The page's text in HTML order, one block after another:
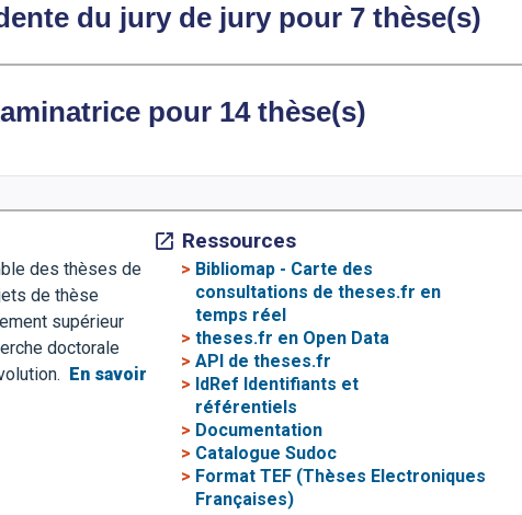
du jury de jury pour 7 thèse(s)
pour 14 thèse(s)
des thèses de
de thèse
supérieur
doctorale
En savoir
Ressources
> Bibliomap - Carte des
consultations de theses.fr en
temps réel
> theses.fr en Open Data
> API de theses.fr
> IdRef Identifiants et
référentiels
> Documentation
> Catalogue Sudoc
> Format TEF (Thèses Electroniques
Françaises)